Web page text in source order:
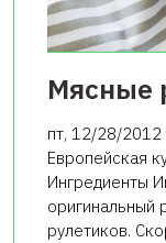
Мясные
пт, 12/28/
Европейская
Ингредиенты
оригинальный
рулетиков.